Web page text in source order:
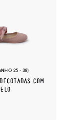
25 - 38)
COM